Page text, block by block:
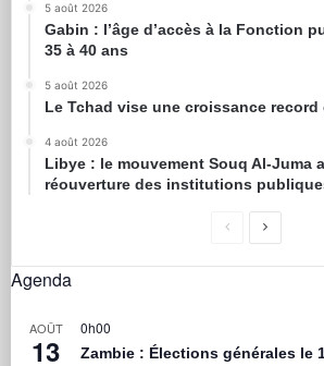
5 août 2026
Gabin : l’âge d’accès à la Fonction
35 à 40 ans
5 août 2026
Le Tchad vise une croissance record
4 août 2026
Libye : le mouvement Souq Al-Juma
réouverture des institutions
Agenda
AOÛT
13
0h00
Zambie : Élections générales le